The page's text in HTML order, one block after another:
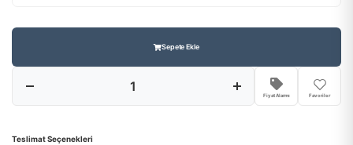
Sepete Ekle
Fiyat Alarmı Favoriler
Teslimat Seçenekleri